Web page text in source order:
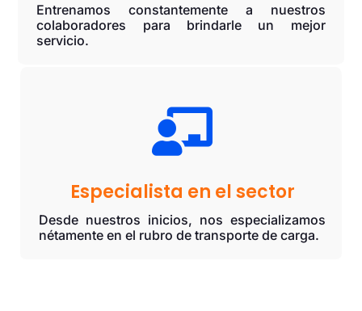
Entrenamos constantemente a nuestros
colaboradores para brindarle un mejor
servicio.

Especialista en el sector
Desde nuestros inicios, nos especializamos
nétamente en el rubro de transporte de carga.